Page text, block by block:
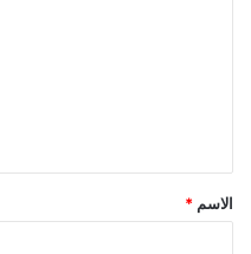
*
الاسم *